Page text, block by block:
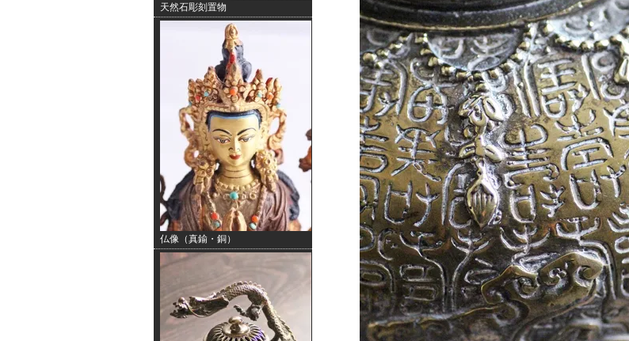
天然石彫刻置物
仏像（真鍮・銅）